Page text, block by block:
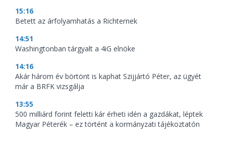
15:16
Betett az árfolyamhatás a Richternek
14:51
Washingtonban tárgyalt a 4iG elnöke
14:16
Akár három év börtönt is kaphat Szijjártó Péter, az ügyét
már a BRFK vizsgálja
13:55
500 milliárd forint feletti kár érheti idén a gazdákat, léptek
Magyar Péterék – ez történt a kormányzati tájékoztatón